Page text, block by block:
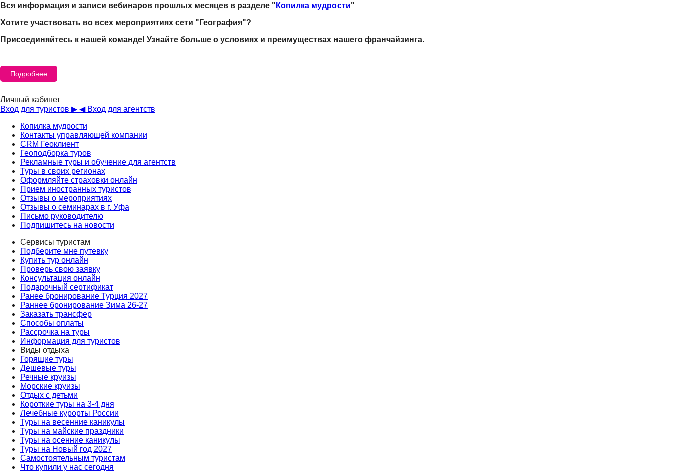
Вся информация и записи вебинаров прошлых месяцев в разделе " Копилка мудрости"
Хотите участвовать во всех мероприятиях сети "География"?
Присоединяйтесь к нашей команде! Узнайте больше о условиях и преимуществах нашего франчайзинга.
Подробнее
Личный кабинет
Вход для туристов ▶ ◀ Вход для агентств
Копилка мудрости
Контакты управляющей компании
CRM Геоклиент
Геоподборка туров
Рекламные туры и обучение для агентств
Туры в своих регионах
Оформляйте страховки онлайн
Прием иностранных туристов
Отзывы о мероприятиях
Отзывы о семинарах в г. Уфа
Письмо руководителю
Подпишитесь на новости
Сервисы туристам
Подберите мне путевку
Купить тур онлайн
Проверь свою заявку
Консультация онлайн
Подарочный сертификат
Ранее бронирование Турция 2027
Раннее бронирование Зима 26-27
Заказать трансфер
Способы оплаты
Рассрочка на туры
Информация для туристов
Виды отдыха
Горящие туры
Дешевые туры
Речные круизы
Морские круизы
Отдых с детьми
Короткие туры на 3-4 дня
Лечебные курорты России
Туры на весенние каникулы
Туры на майские праздники
Туры на осенние каникулы
Туры на Новый год 2027
Самостоятельным туристам
Что купили у нас сегодня